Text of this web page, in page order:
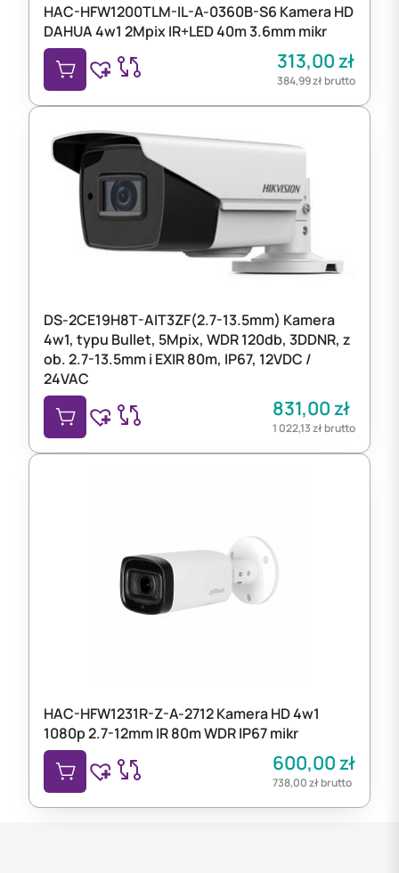
HAC-HFW1200TLM-IL-A-0360B-S6 Kamera HD
DAHUA 4w1 2Mpix IR+LED 40m 3.6mm mikr
313,00zł
384,99złbrutto
DS-2CE19H8T-AIT3ZF(2.7-13.5mm) Kamera
4w1, typu Bullet, 5Mpix, WDR 120db, 3DDNR, z
ob. 2.7-13.5mm i EXIR 80m, IP67, 12VDC /
24VAC
831,00zł
1 022,13złbrutto
HAC-HFW1231R-Z-A-2712 Kamera HD 4w1
1080p 2.7-12mm IR 80m WDR IP67 mikr
600,00zł
738,00złbrutto